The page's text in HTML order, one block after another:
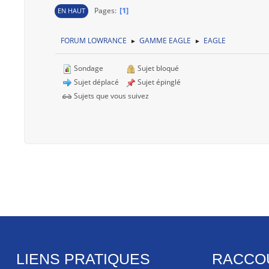
EN HAUT Pages 1
FORUM LOWRANCE ► GAMME EAGLE ► EAGLE
Sondage
Sujet déplacé
Sujet bloqué
Sujet épinglé
Sujets que vous suivez
LIENS PRATIQUES